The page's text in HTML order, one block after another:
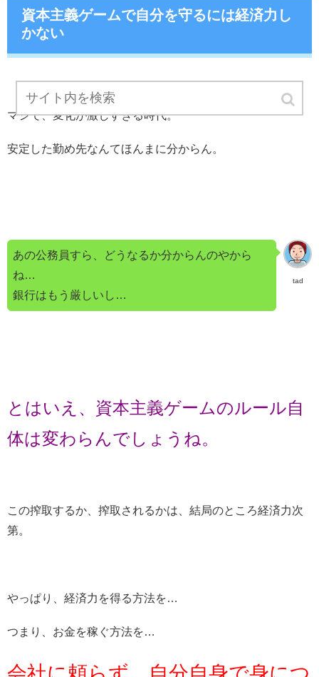
資本主義ゲームで自分を守るには経済力し
かない
マジで、変化が激しすぎる時代。
安定した勤め先なんてほんまに分からん。
tad
あの公務員すら、どうなるか分からんのやから
ね…
銀行はもう厳しいし…
とはいえ、資本主義ゲームのルール自
体は変わらんでしょうね。
この搾取するか、搾取されるかは、結局のところ経済力次
第。
やっぱり、経済力を得る方法を…
つまり、お金を稼ぐ方法を…